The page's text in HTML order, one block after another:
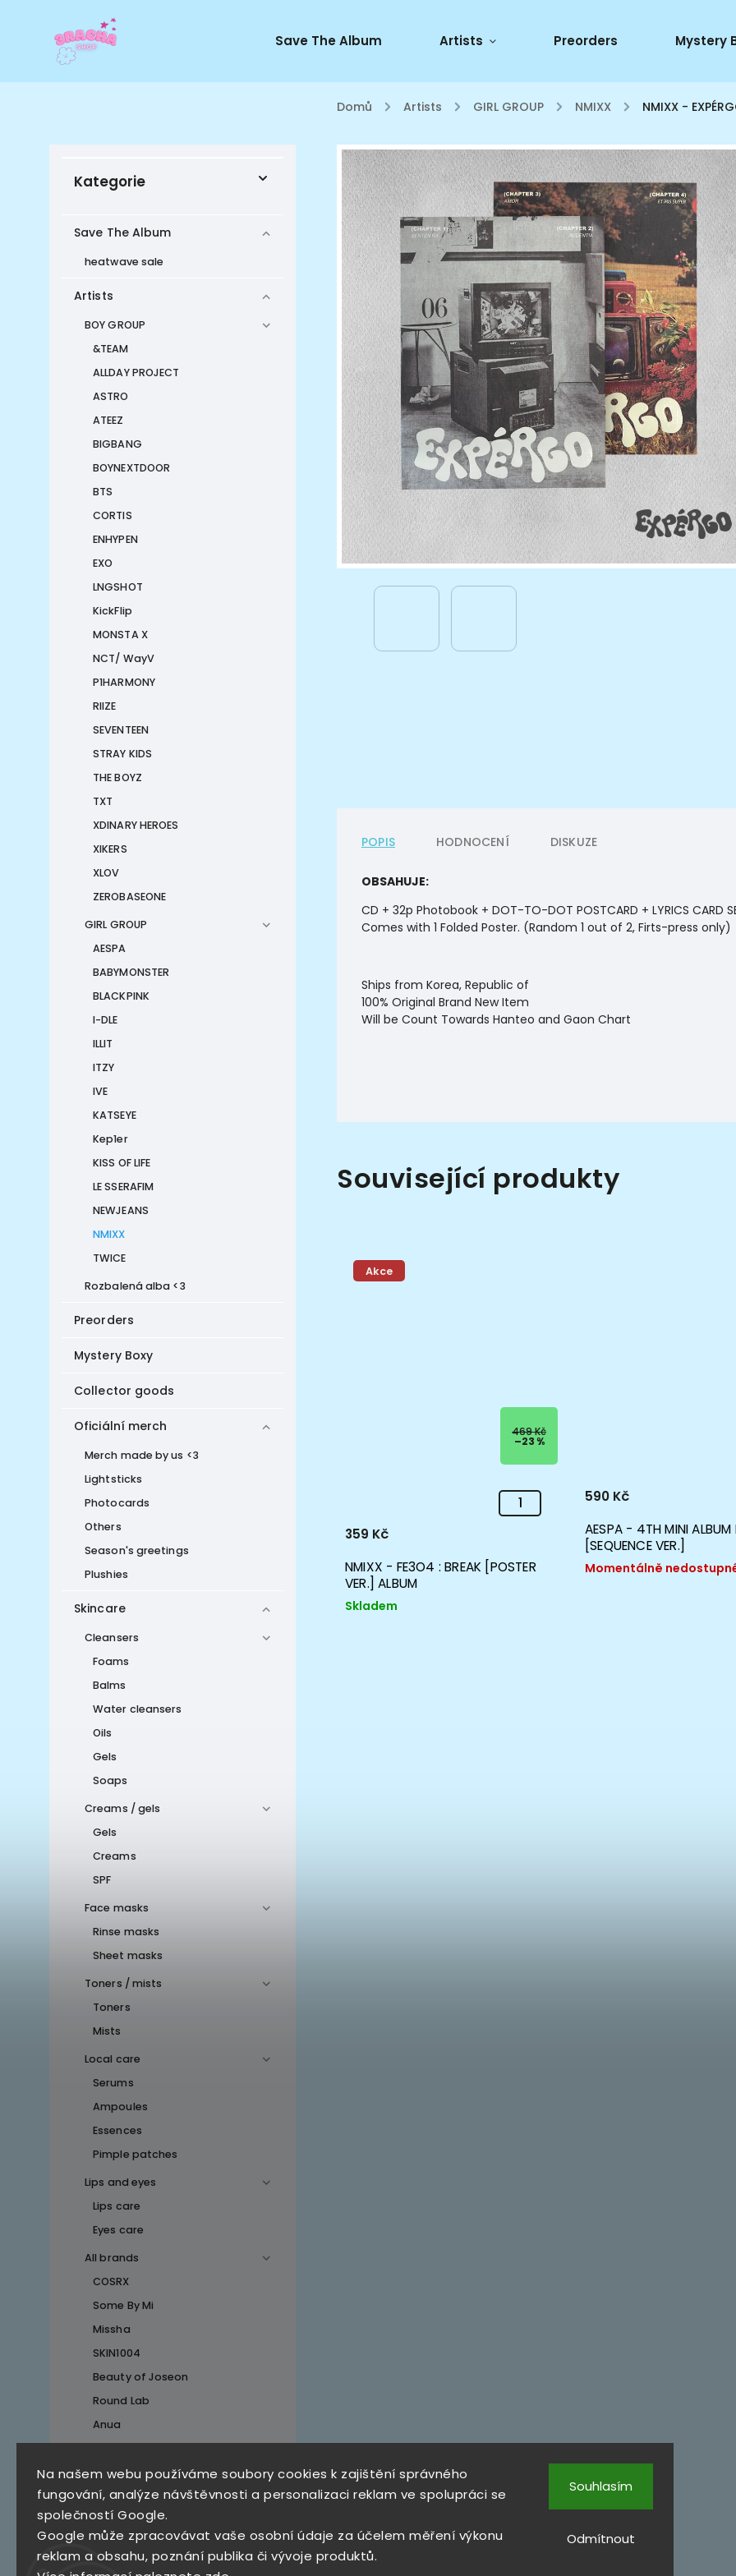
Na našem webu používáme soubory cookies k zajištění správného
fungování, analýze návštěvnosti a personalizaci reklam ve spolupráci se
společností Google.
Google může zpracovávat vaše osobní údaje za účelem měření výkonu
reklam a obsahu, poznání publika či vývoje produktů.
Odmítnout
Souhlasím
Save The Album Artists Preorders Mystery
Domů / Artists / GIRL GROUP / NMIXX / NMIXX -
Kategorie
Save The Album
heatwave sale
Artists
BOY GROUP
&TEAM
ALLDAY PROJECT
ASTRO
ATEEZ
BIGBANG
BOYNEXTDOOR
BTS
CORTIS
ENHYPEN
EXO
LNGSHOT
KickFlip
MONSTA X
NCT/ WayV
P1HARMONY
RIIZE
SEVENTEEN
STRAY KIDS
THE BOYZ
TXT
XDINARY HEROES
XIKERS
XLOV
ZEROBASEONE
GIRL GROUP
AESPA
BABYMONSTER
BLACKPINK
I-DLE
ILLIT
ITZY
IVE
KATSEYE
Kep1er
KISS OF LIFE
LE SSERAFIM
NEWJEANS
NMIXX
TWICE
Rozbalená alba <3
Preorders
Mystery Boxy
Collector goods
Oficiální merch
Merch made by us <3
Lightsticks
Photocards
Others
Season's greetings
Plushies
Skincare
Cleansers
Foams
Balms
Water cleansers
Oils
Gels
Soaps
Creams / gels
Gels
Creams
SPF
Face masks
Rinse masks
Sheet masks
Toners / mists
Toners
Mists
Local care
Serums
Ampoules
Essences
Pimple patches
Lips and eyes
Lips care
Eyes care
All brands
COSRX
Some By Mi
Missha
SKIN1004
Beauty of Joseon
Round Lab
Anua
Top 10 produktů
SKZ Mystery Box
790 Kč
POPIS HODNOCENÍ DISKUZE
OBSAHUJE:
CD + 32p Photobook + DOT-TO-DOT POSTCARD + LYRICS CARD
Comes with 1 Folded Poster. (Random 1 out of 2, Firts-press only)
Ships from Korea, Republic of
100% Original Brand New Item
Will be Count Towards Hanteo and Gaon Chart
Související produkty
NMIXX - 2ND MINI ALBUM FE3O4 :
BREAK
Skladem
489 Kč
Akce
469 Kč
–23 %
NMIXX - FE3O4 : BREAK [POSTER
VER.] ALBUM
Skladem
359 Kč
AESPA - 4TH MINI ALBUM
[SEQUENCE VER.]
Momentálně
590 Kč